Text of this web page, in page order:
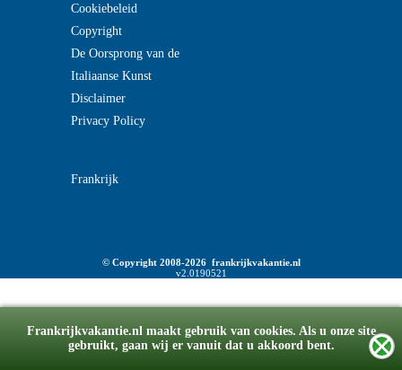
Frankrijkvakantie.nl maakt gebruik van cookies. Als u onze site
gebruikt, gaan wij er vanuit dat u akkoord bent.
Cookiebeleid
Copyright
De Oorsprong van de
Italiaanse Kunst
Disclaimer
Privacy Policy
Frankrijk
© Copyright 2008-2026 frankrijkvakantie.nl
v2.0190521